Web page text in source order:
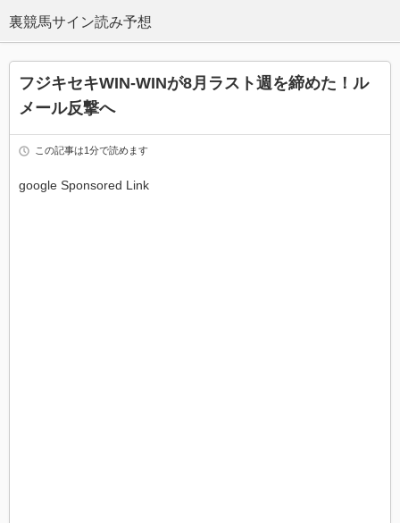
フジキセキWIN-WINが8月ラスト週を締めた！ル
メール反撃へ
この記事は1分で読めます
google Sponsored Link